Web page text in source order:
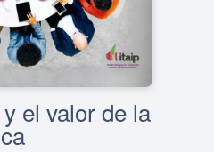
el valor de la